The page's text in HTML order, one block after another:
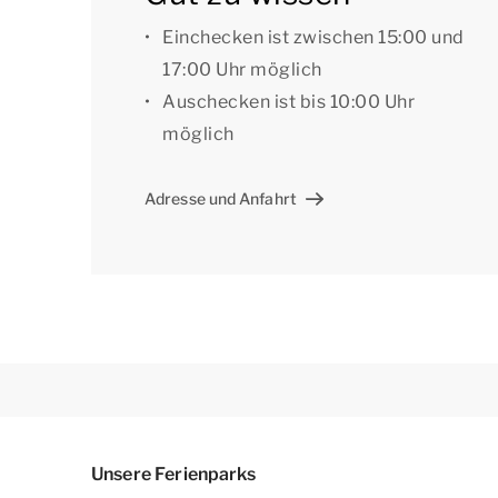
angeben, dass Sie eine bestimmte
Hausnummer bevorzugen. Für die
[i]Die Unterkünfte können anders eingeteilt
Einchecken ist zwischen 15:00 und
17:00 Uhr möglich
Auschecken ist bis 10:00 Uhr
möglich
Adresse und Anfahrt
Unsere Ferienparks